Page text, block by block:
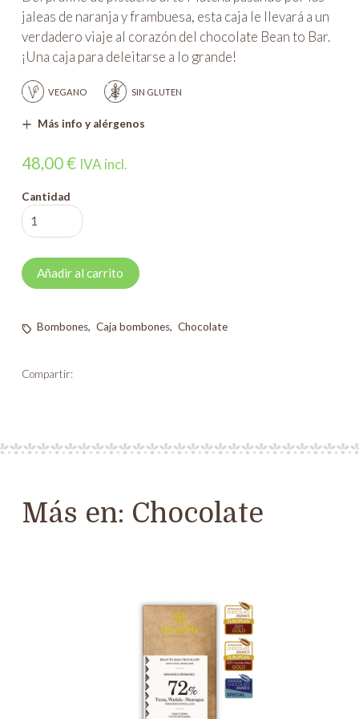
jaleas de naranja y frambuesa, esta caja le llevará a un
verdadero viaje al corazón del chocolate Bean to Bar.
¡Una caja para deleitarse a lo grande!
VEGANO SIN GLUTEN
Más info y alérgenos
48,00€ IVA incl.
Cantidad
Caja
de
35
bombones
Añadir al carrito
Bombones, Caja bombones, Chocolate
Compartir:
Más en: Chocolate